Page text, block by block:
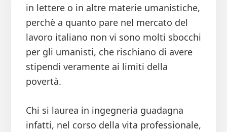
in lettere o in altre materie umanistiche,
perchè a quanto pare nel mercato del
lavoro italiano non vi sono molti sbocchi
per gli umanisti, che rischiano di avere
stipendi veramente ai limiti della
povertà.
Chi si laurea in ingegneria guadagna
infatti, nel corso della vita professionale,